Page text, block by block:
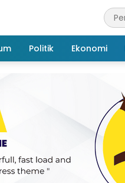
Politik Ekonomi